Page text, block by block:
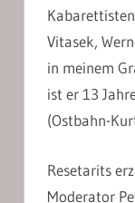
Vitasek,
in meinem
ist er 13
(Ostbahn-
Resetarits
Moderator